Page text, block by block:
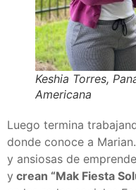
Keshia Torres,
Americana
Luego termina
donde conoce a
y ansiosas de
y crean “Mak Fiesta